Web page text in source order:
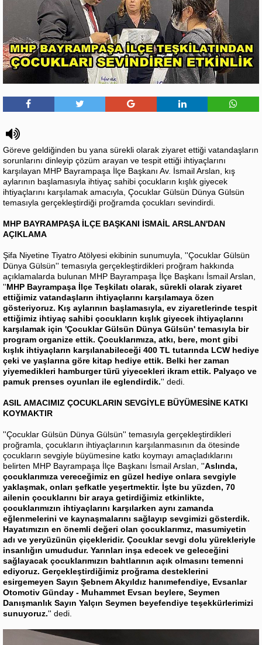
Göreve geldiğinden bu yana sürekli olarak ziyaret ettiği vatandaşların
sorunlarını dinleyip çözüm arayan ve tespit ettiği ihtiyaçlarını
karşılayan MHP Bayrampaşa İlçe Başkanı Av. İsmail Arslan, kış
aylarının başlamasıyla ihtiyaç sahibi çocukların kışlık giyecek
ihtiyaçlarını karşılamak amacıyla, Çocuklar Gülsün Dünya Gülsün
temasıyla gerçekleştirdiği proğramda çocukları sevindirdi.
MHP BAYRAMPAŞA İLÇE BAŞKANI İSMAİL ARSLAN'DAN
AÇIKLAMA
Şifa Niyetine Tiyatro Atölyesi ekibinin sunumuyla, ''Çocuklar Gülsün
Dünya Gülsün'' temasıyla gerçekleştirdikleri proğram hakkında
açıklamalarda bulunan MHP Bayrampaşa İlçe Başkanı İsmail Arslan,
''MHP Bayrampaşa İlçe Teşkilatı olarak, sürekli olarak ziyaret
ettiğimiz vatandaşların ihtiyaçlarını karşılamaya özen
gösteriyoruz. Kış aylarının başlamasıyla, ev ziyaretlerinde tespit
ettiğimiz ihtiyaç sahibi çocukların kışlık giyecek ihtiyaçlarını
karşılamak için 'Çocuklar Gülsün Dünya Gülsün' temasıyla bir
program organize ettik. Çocuklarımıza, atkı, bere, mont gibi
kışlık ihtiyaçların karşılanabileceği 400 TL tutarında LCW hediye
çeki ve yaşlarına göre kitap hediye ettik. Belki her zaman
yiyemedikleri hamburger türü yiyecekleri ikram ettik. Palyaço ve
pamuk prenses oyunları ile eglendirdik.'' dedi.
ASIL AMACIMIZ ÇOCUKLARIN SEVGİYLE BÜYÜMESİNE KATKI
KOYMAKTIR
''Çocuklar Gülsün Dünya Gülsün'' temasıyla gerçekleştirdikleri
proğramla, çocukların ihtiyaçlarının karşılanmasının da ötesinde
çocukların sevgiyle büyümesine katkı koymayı amaçladıklarını
belirten MHP Bayrampaşa İlçe Başkanı İsmail Arslan, ''Aslında,
çocuklarımıza vereceğimiz en güzel hediye onlara sevgiyle
yaklaşmak, onları şefkatle yeşertmektir. İşte bu yüzden, 70
ailenin çocuklarını bir araya getirdiğimiz etkinlikte,
çocuklarımızın ihtiyaçlarını karşılarken aynı zamanda
eğlenmelerini ve kaynaşmalarını sağlayıp sevgimizi gösterdik.
Hayatımızın en önemli değeri olan çocuklarımız, masumiyetin
adı ve yeryüzünün çiçekleridir. Çocuklar sevgi dolu yürekleriyle
insanlığın umududur. Yarınları inşa edecek ve geleceğini
sağlayacak çocuklarımızın bahtlarının açık olmasını temenni
ediyoruz. Gerçekleştirdiğimiz proğrama desteklerini
esirgemeyen Sayın Şebnem Akyıldız hanımefendiye, Evsanlar
Otomotiv Günday - Muhammet Evsan beylere, Seymen
Danışmanlık Sayın Yalçın Seymen beyefendiye teşekkürlerimizi
sunuyoruz.'' dedi.